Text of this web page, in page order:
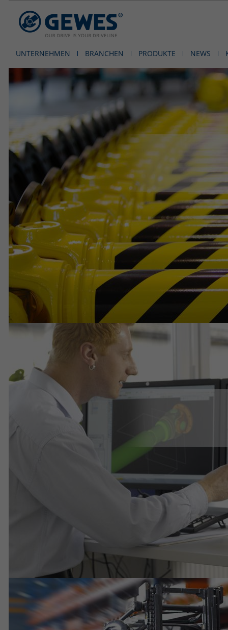
UNTERNEHMEN BRANCHEN PRODUKTE NEWS